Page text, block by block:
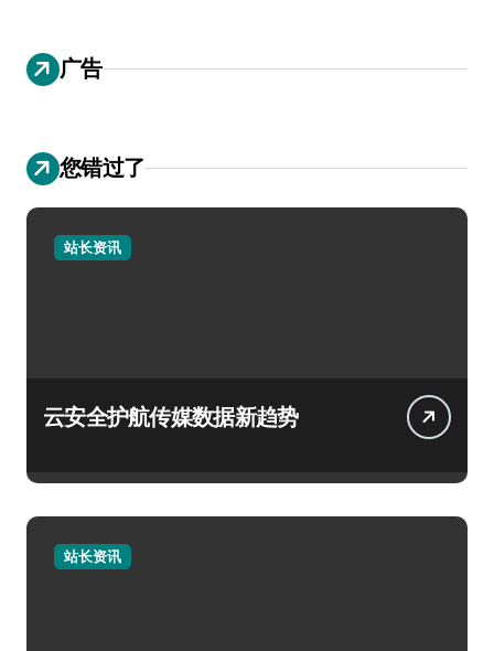
广告
您错过了
站长资讯
云安全护航传媒数据新趋势
站长资讯